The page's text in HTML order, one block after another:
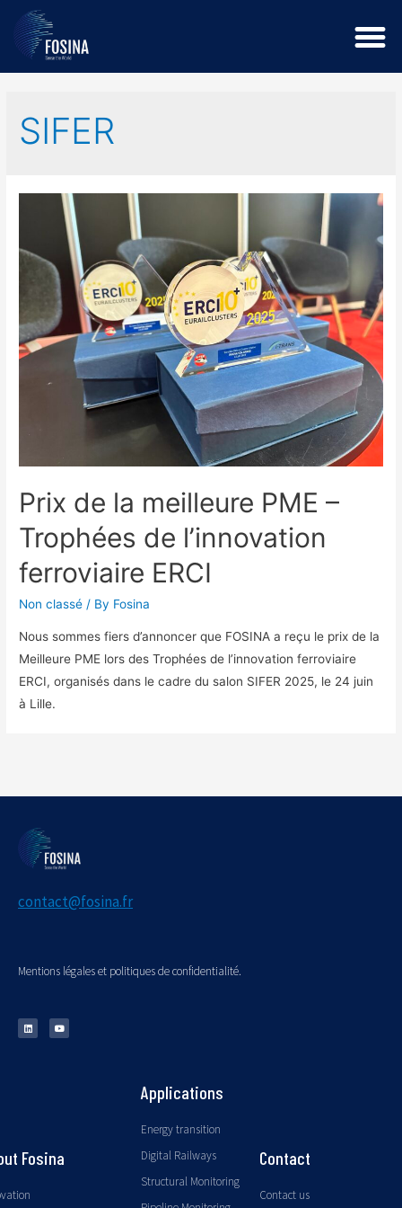
SIFER
Prix de la meilleure PME –
Trophées de l’innovation
ferroviaire ERCI
Non classé / By Fosina
Nous sommes fiers d’annoncer que FOSINA a reçu le prix de la
Meilleure PME lors des Trophées de l’innovation ferroviaire
ERCI, organisés dans le cadre du salon SIFER 2025, le 24 juin
à Lille.
contact@fosina.fr
Mentions légales et politiques de confidentialité.
Fosina
Applications
Energy transition
Digital Railways
Structural Monitoring
Contact
Contact us